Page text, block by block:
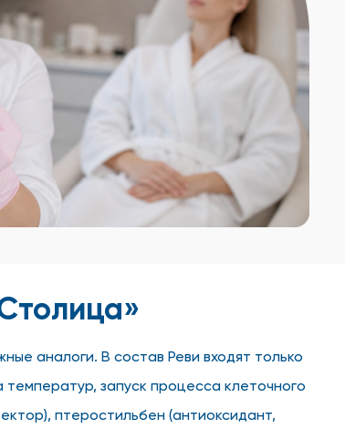
аналоги. В состав Реви входят только
запуск процесса клеточного
птеростильбен (антиоксидант,